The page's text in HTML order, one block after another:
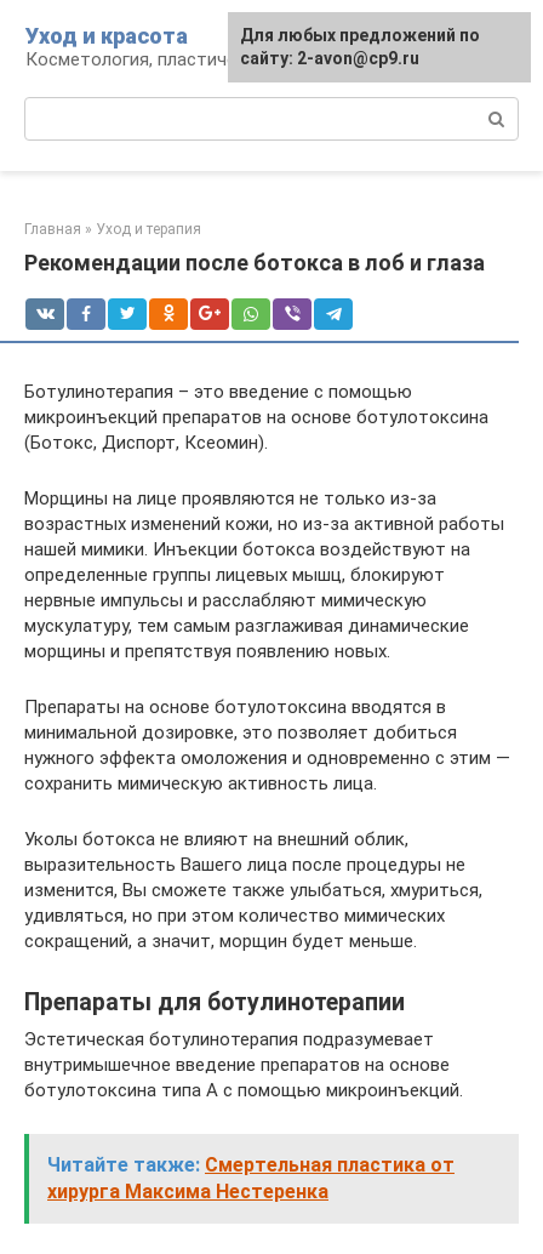
контенту
Уход и красота
Косметология, пластическая хирургия, уход
Главная » Уход и терапия
Рекомендации после ботокса в лоб и глаза
Ботулинотерапия – это введение с помощью
микроинъекций препаратов на основе ботулотоксина
(Ботокс, Диспорт, Ксеомин).
Морщины на лице проявляются не только из-за
возрастных изменений кожи, но из-за активной работы
нашей мимики. Инъекции ботокса воздействуют на
определенные группы лицевых мышц, блокируют
нервные импульсы и расслабляют мимическую
мускулатуру, тем самым разглаживая динамические
морщины и препятствуя появлению новых.
Препараты на основе ботулотоксина вводятся в
минимальной дозировке, это позволяет добиться
нужного эффекта омоложения и одновременно с этим —
сохранить мимическую активность лица.
Уколы ботокса не влияют на внешний облик,
выразительность Вашего лица после процедуры не
изменится, Вы сможете также улыбаться, хмуриться,
удивляться, но при этом количество мимических
сокращений, а значит, морщин будет меньше.
Препараты для ботулинотерапии
Эстетическая ботулинотерапия подразумевает
внутримышечное введение препаратов на основе
ботулотоксина типа А с помощью микроинъекций.
Читайте также: Смертельная пластика от
хирурга Максима Нестеренка
Для любых предложений по
сайту: 2-avon@cp9.ru